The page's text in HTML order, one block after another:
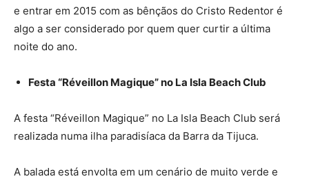
e entrar em 2015 com as bênçãos do Cristo Redentor é
algo a ser considerado por quem quer curtir a última
noite do ano.
Festa “Réveillon Magique” no La Isla Beach Club
A festa “Réveillon Magique” no La Isla Beach Club será
realizada numa ilha paradisíaca da Barra da Tijuca.
A balada está envolta em um cenário de muito verde e